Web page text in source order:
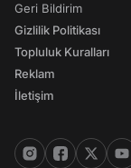
Geri Bildirim
Gizlilik Politikası
Topluluk Kuralları
Reklam
İletişim